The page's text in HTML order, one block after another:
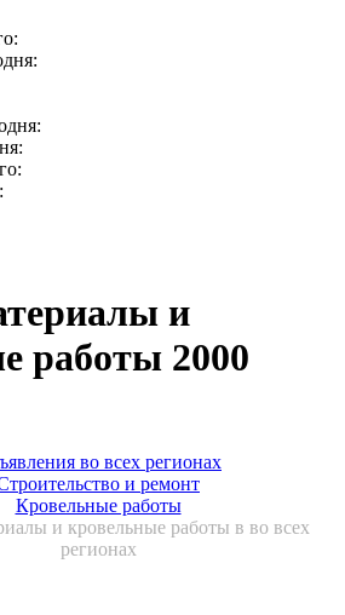
и
работы 2000
во всех регионах
и ремонт
Кровельные работы
и кровельные работы в во всех
регионах